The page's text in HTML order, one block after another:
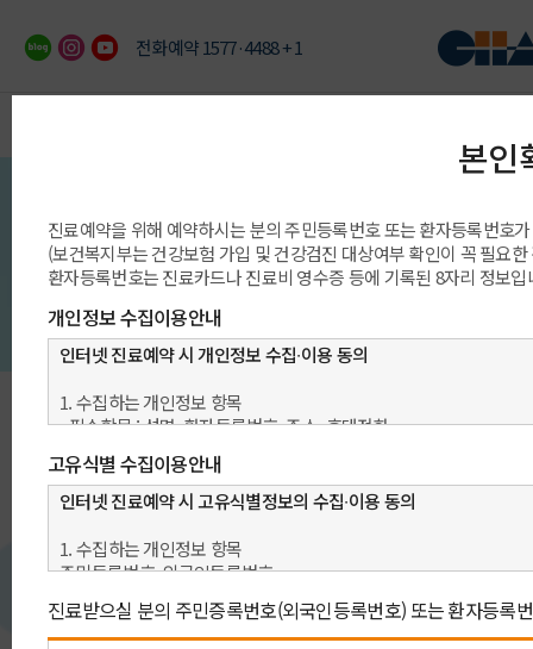
전화예약 1577·4488 + 1
의료진/진료일정
진료예약 안내 빠른 예약상담
진
아래 예약 방법 중 원하시는 예약을 선택 해 주세요.
빠른 예약상담